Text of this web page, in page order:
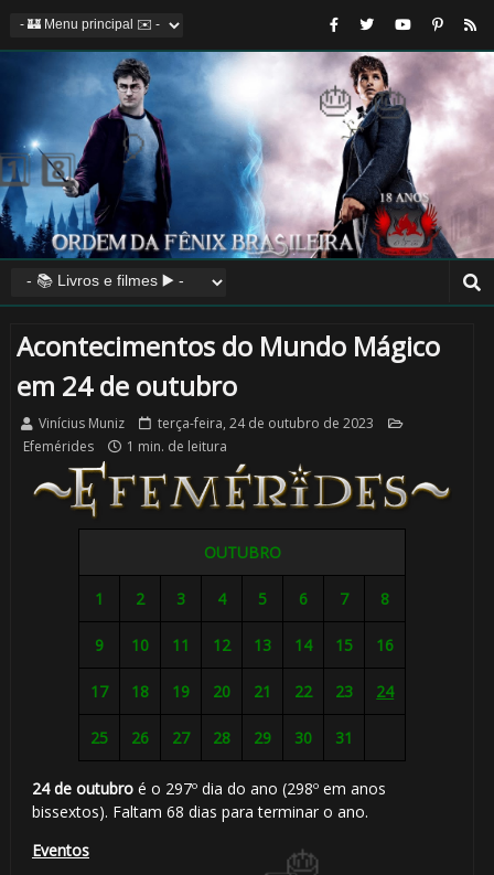
Acontecimentos do Mundo Mágico
em 24 de outubro
Vinícius Muniz
terça-feira, 24 de outubro de 2023
Efemérides
1 min. de leitura
OUTUBRO
1 2 3 4 5 6 7 8
9 10 11 12 13 14 15 16
17 18 19 20 21 22 23 24
25 26 27 28 29 30 31
24 de outubroé o 297º dia do ano (298º em anos
bissextos). Faltam 68 dias para terminar o ano.
Eventos
🎂
🎂
🎈
1️⃣
🎂